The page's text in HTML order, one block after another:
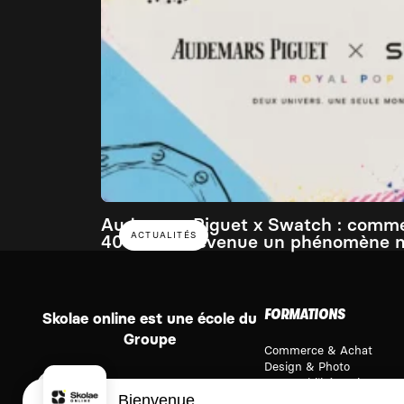
ACTUALITÉS
Audemars Piguet x Swatch :
400€ est devenue un phénomène
Skolae online est une école du
Groupe
FORMATIONS
Commerce & Achat
Design & Photo
Comptabilité & Finance
Bienvenue